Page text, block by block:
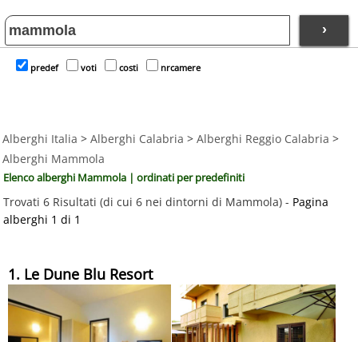
›
predef voti costi nrcamere
Alberghi Italia > Alberghi Calabria > Alberghi Reggio Calabria >
Alberghi Mammola
Elenco alberghi Mammola | ordinati per predefiniti
Trovati 6 Risultati (di cui 6 nei dintorni di Mammola) - Pagina
alberghi 1 di 1
1. Le Dune Blu Resort